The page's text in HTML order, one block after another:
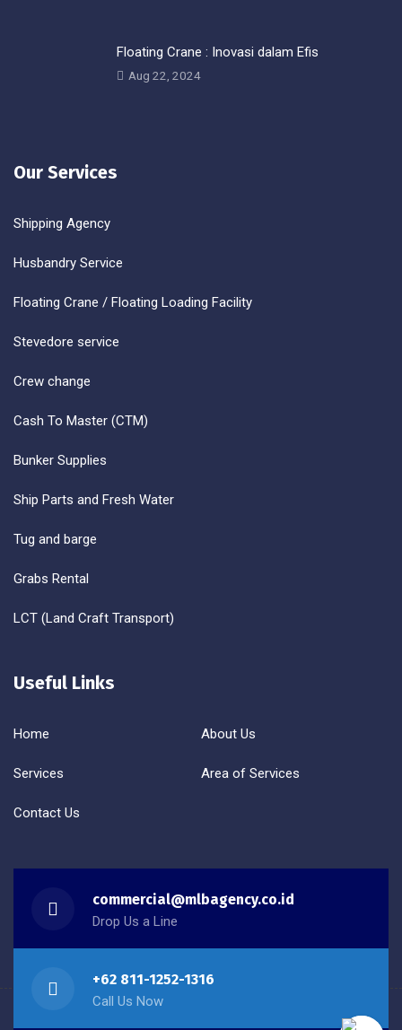
Floating Crane : Inovasi dalam Efis
Aug 22, 2024
Our Services
Shipping Agency
Husbandry Service
Floating Crane / Floating Loading Facility
Stevedore service
Crew change
Cash To Master (CTM)
Bunker Supplies
Ship Parts and Fresh Water
Tug and barge
Grabs Rental
LCT (Land Craft Transport)
Useful Links
Home About Us
Services Area of Services
Contact Us
commercial@mlbagency.co.id
Drop Us a Line
+62 811-1252-1316
Call Us Now